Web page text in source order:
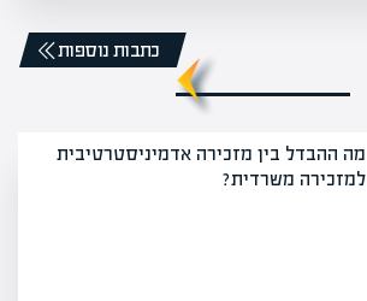
כתבות נוספות
מה ההבדל בין מזכירה אדמיניסטרטיבית
למזכירה משרדית?